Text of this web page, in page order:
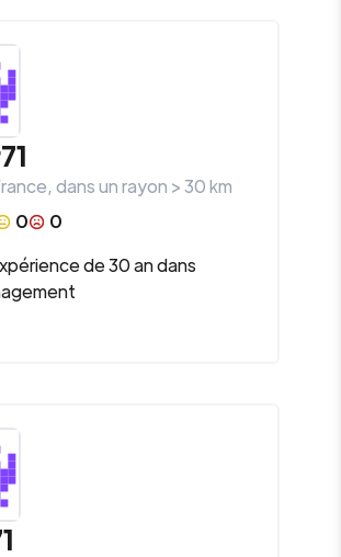
, dans un rayon >30km
0
0
de 30 an dans